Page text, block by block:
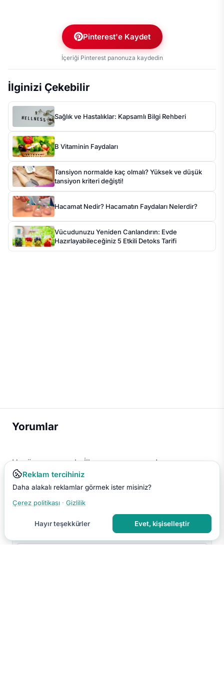
Pinterest'e Kaydet
İçeriği Pinterest panonuza kaydedin
İlginizi Çekebilir
Sağlık ve Hastalıklar: Kapsamlı Bilgi Rehberi
B Vitaminin Faydaları
Tansiyon normalde kaç olmalı? Yüksek ve düşük
tansiyon kriteri değişti!
Hacamat Nedir? Hacamatın Faydaları Nelerdir?
Vücudunuzu Yeniden Canlandırın: Evde
Hazırlayabileceğiniz 5 Etkili Detoks Tarifi
Yorumlar
Henüz yorum yok. İlk yorumu sen yap!
Reklam tercihiniz
Daha alakalı reklamlar görmek ister misiniz?
Çerez politikası · Gizlilik
Hayır teşekkürler Evet, kişiselleştir